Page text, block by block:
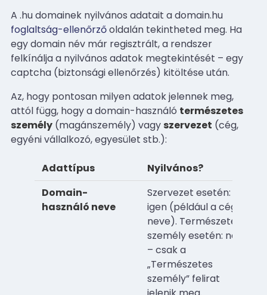
A .hu domainek nyilvános adatait a domain.hu
foglaltság-ellenőrzőoldalán tekintheted meg. Ha
egy domain név már regisztrált, a rendszer
felkínálja a nyilvános adatok megtekintését – egy
captcha (biztonsági ellenőrzés) kitöltése után.
Az, hogy pontosan milyen adatok jelennek meg,
attól függ, hogy a domain-használó természetes
személy (magánszemély) vagy szervezet (cég,
egyéni vállalkozó, egyesület stb.):
Adattípus
Nyilvános?
Domain-
használó neve
Szervezet esetén:
igen (például a cég
neve). Természetes
személy esetén: nem
– csak a
„Természetes
személy” felirat